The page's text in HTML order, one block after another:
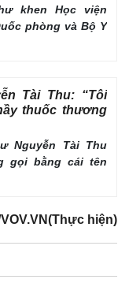
- Quốc phòng
khen Học viện
phòng và Bộ Y
Tài Thu: “Tôi
thuốc thương
Nguyễn Tài Thu
gọi bằng cái tên
hiện)